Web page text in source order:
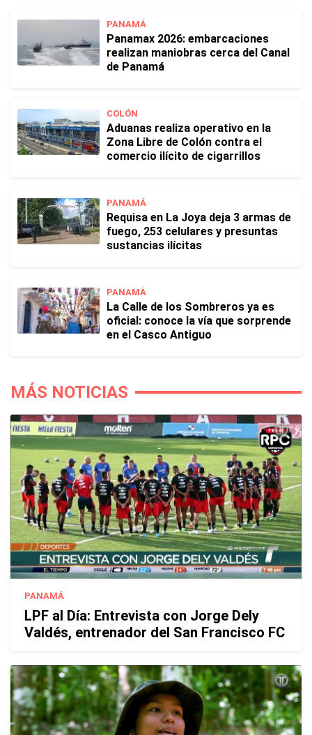
PANAMÁ
Panamax 2026: embarcaciones
realizan maniobras cerca del Canal
de Panamá
COLÓN
Aduanas realiza operativo en la
Zona Libre de Colón contra el
comercio ilícito de cigarrillos
PANAMÁ
Requisa en La Joya deja 3 armas de
fuego, 253 celulares y presuntas
sustancias ilícitas
PANAMÁ
La Calle de los Sombreros ya es
oficial: conoce la vía que sorprende
en el Casco Antiguo
MÁS NOTICIAS
PANAMÁ
LPF al Día: Entrevista con Jorge Dely
Valdés, entrenador del San Francisco FC